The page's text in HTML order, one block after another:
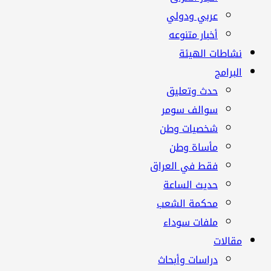
عربي ودولي
أخبار متنوعه
نشاطات الهيئة
البرامج
حدث وتعليق
سوالف سومر
شخصيات وطن
مأساة وطن
فقط في العراق
حديث الساعة
محكمة الشعب
ملفات سوداء
مقالات
دراسات وأبحاث